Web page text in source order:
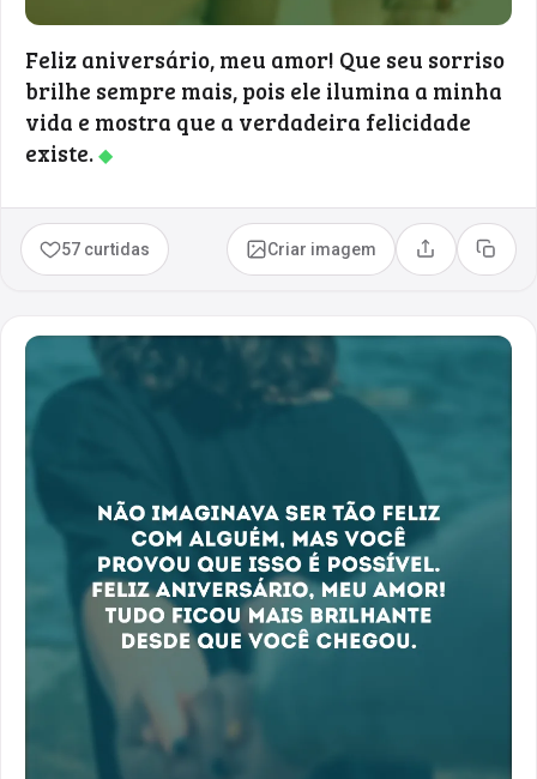
Feliz aniversário, meu amor! Que seu sorriso
brilhe sempre mais, pois ele ilumina a minha
vida e mostra que a verdadeira felicidade
existe.◆
57 curtidas Criar imagem Compartilhar
Copiar